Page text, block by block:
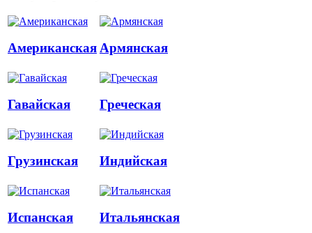
АмериканскаяАрмянская
Гавайская Греческая
Грузинская Индийская
Испанская Итальянская